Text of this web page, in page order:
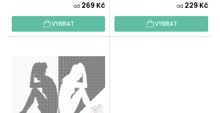
od 269 Kč
VYBRAT
od 229 Kč
VYBRAT